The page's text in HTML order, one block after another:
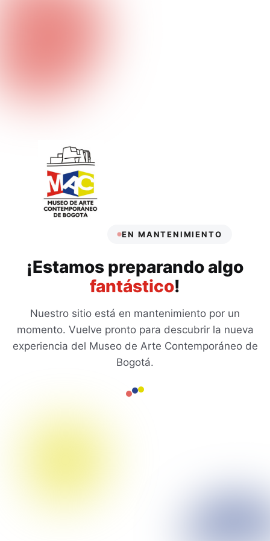
EN MANTENIMIENTO
¡Estamos preparando algo
fantástico!
Nuestro sitio está en mantenimiento por un
momento. Vuelve pronto para descubrir la nueva
experiencia del Museo de Arte Contemporáneo de
Bogotá.